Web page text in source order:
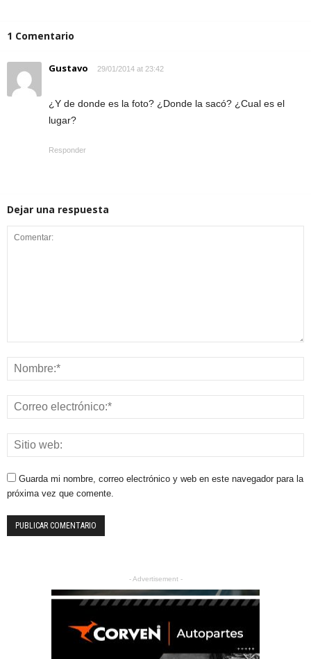
1 Comentario
Gustavo 29/01/2014 at 23:42
¿Y de donde es la foto? ¿Donde la sacó? ¿Cual es el
lugar?
Responder
Dejar una respuesta
Guarda mi nombre, correo electrónico y web en este navegador para la
próxima vez que comente.
- Advertisement -